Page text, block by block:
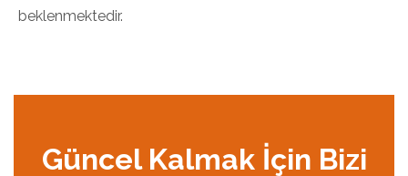
beklenmektedir.
Güncel Kalmak İçin Bizi